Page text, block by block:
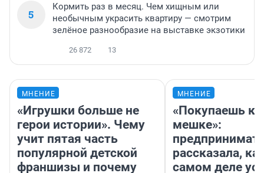
5
Кормить раз в месяц. Чем хищным или
необычным украсить квартиру — смотрим
зелёное разнообразие на выставке экзотики
26 872 13
МНЕНИЕ
«Игрушки больше не
герои истории». Чему
учит пятая часть
популярной детской
франшизы и почему
МНЕНИЕ
«Покупаешь
мешке»:
рассказала,
самом деле